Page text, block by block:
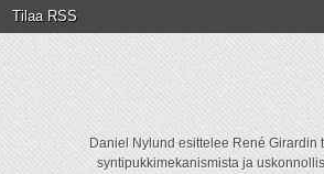
Tilaa RSS
Daniel Nylund esittelee René
syntipukkimekanismista ja